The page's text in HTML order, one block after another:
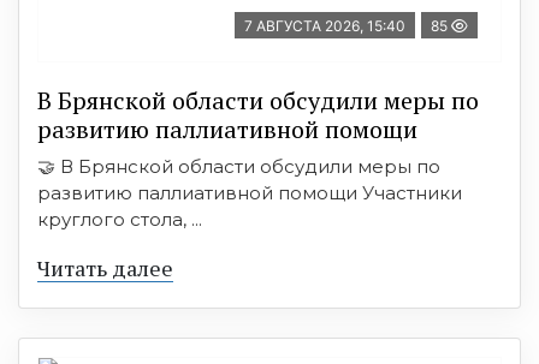
7 АВГУСТА 2026, 15:40 85
В Брянской области обсудили меры по
развитию паллиативной помощи
🤝 В Брянской области обсудили меры по
развитию паллиативной помощи Участники
круглого стола, ...
Читать далее